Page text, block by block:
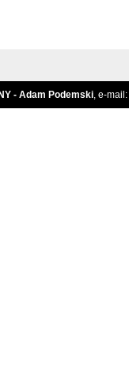
- Adam Podemski, e-mail: